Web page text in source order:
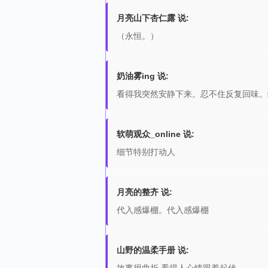
月亮山下杏仁露 说:
（永恒。）
奶油雾ing 说:
看得我突然安静下来。忍不住反复回味
软萌观众_online 说:
细节特别打动人
月亮的整齐 说:
代入感爆棚。代入感爆棚
山野的温柔手册 说: